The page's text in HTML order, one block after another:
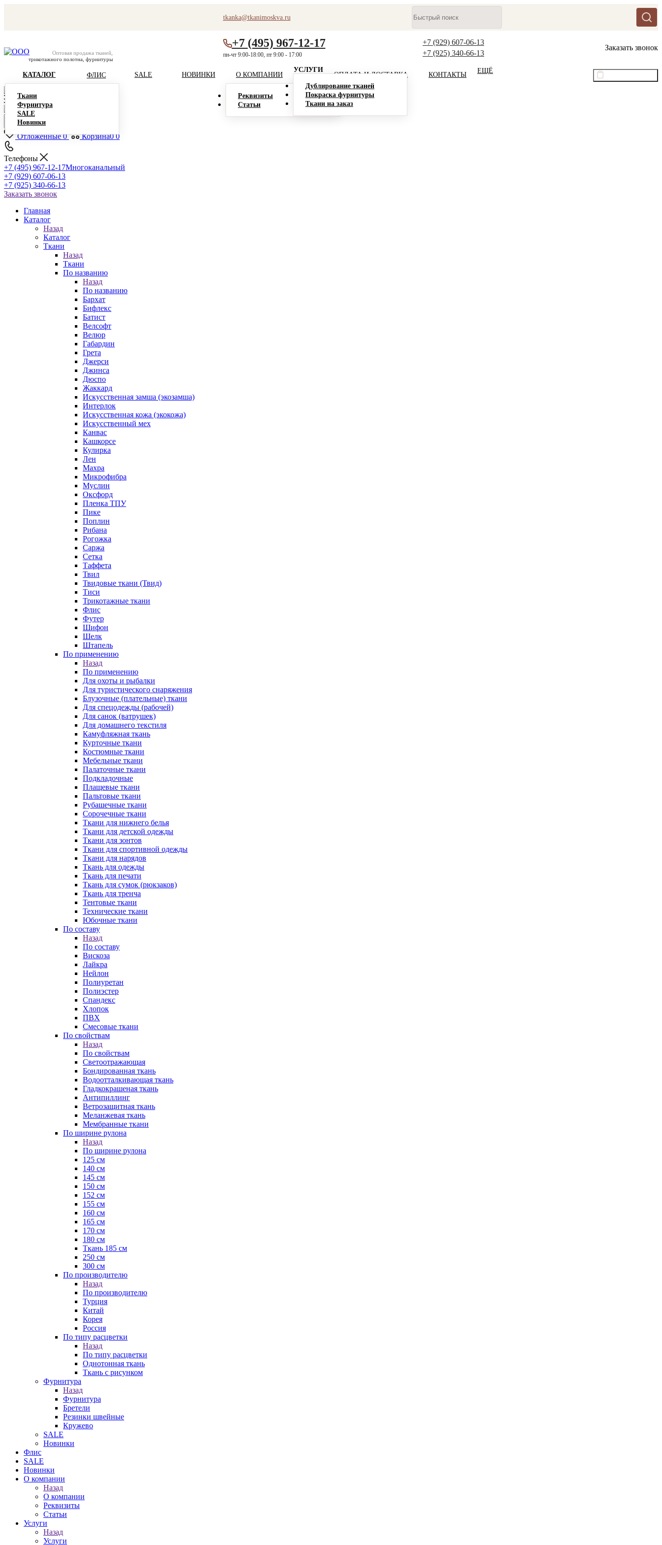
tkanka@tkanimoskva.ru
Оптовая продажа тканей,
трикотажного полотна, фурнитуры
+7 (495) 967-12-17
пн-чт 9:00-18:00, пт 9:00 - 17:00
+7 (929) 607-06-13
+7 (925) 340-66-13
Заказать звонок
КАТАЛОГ
Ткани
Фурнитура
SALE
Новинки
ФЛИС SALE НОВИНКИ О КОМПАНИИ
Реквизиты
Статьи
УСЛУГИ
Дублирование тканей
Покраска фурнитуры
Ткани на заказ
ОПЛАТА И ДОСТАВКА КОНТАКТЫ
ЕЩЁ
Отложенные 0 Корзина0 0
Телефоны
+7 (495) 967-12-17Многоканальный
+7 (929) 607-06-13
+7 (925) 340-66-13
Заказать звонок
Главная
Каталог
Назад
Каталог
Ткани
Назад
Ткани
По названию
Назад
По названию
Бархат
Бифлекс
Батист
Велсофт
Велюр
Габардин
Грета
Джерси
Джинса
Дюспо
Жаккард
Искусственная замша (экозамша)
Интерлок
Искусственная кожа (экокожа)
Искусственный мех
Канвас
Кашкорсе
Кулирка
Лен
Махра
Микрофибра
Муслин
Оксфорд
Пленка ТПУ
Пике
Поплин
Рибана
Рогожка
Саржа
Сетка
Таффета
Твил
Твидовые ткани (Твид)
Тиси
Трикотажные ткани
Флис
Футер
Шифон
Шелк
Штапель
По применению
Назад
По применению
Для охоты и рыбалки
Для туристического снаряжения
Блузочные (плательные) ткани
Для спецодежды (рабочей)
Для санок (ватрушек)
Для домашнего текстиля
Камуфляжная ткань
Курточные ткани
Костюмные ткани
Мебельные ткани
Палаточные ткани
Подкладочные
Плащевые ткани
Пальтовые ткани
Рубашечные ткани
Сорочечные ткани
Ткани для нижнего белья
Ткани для детской одежды
Ткани для зонтов
Ткани для спортивной одежды
Ткани для нарядов
Ткань для одежды
Ткань для печати
Ткань для сумок (рюкзаков)
Ткань для тренча
Тентовые ткани
Технические ткани
Юбочные ткани
По составу
Назад
По составу
Вискоза
Лайкра
Нейлон
Полиуретан
Полиэстер
Спандекс
Хлопок
ПВХ
Смесовые ткани
По свойствам
Назад
По свойствам
Светоотражающая
Бондированная ткань
Водоотталкивающая ткань
Гладкокрашеная ткань
Антипиллинг
Ветрозащитная ткань
Меланжевая ткань
Мембранные ткани
По ширине рулона
Назад
По ширине рулона
125 см
140 см
145 см
150 см
152 см
155 см
160 см
165 см
170 см
180 см
Ткань 185 см
250 см
300 см
По производителю
Назад
По производителю
Турция
Китай
Корея
Россия
По типу расцветки
Назад
По типу расцветки
Однотонная ткань
Ткань с рисунком
Фурнитура
Назад
Фурнитура
Бретели
Резинки швейные
Кружево
SALE
Новинки
Флис
SALE
Новинки
О компании
Назад
О компании
Реквизиты
Статьи
Услуги
Назад
Услуги